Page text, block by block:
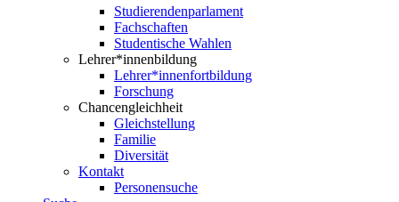
Studierendenparlament
Fachschaften
Studentische Wahlen
Lehrer*innenbildung
Lehrer*innenfortbildung
Forschung
Chancengleichheit
Gleichstellung
Familie
Diversität
Kontakt
Personensuche